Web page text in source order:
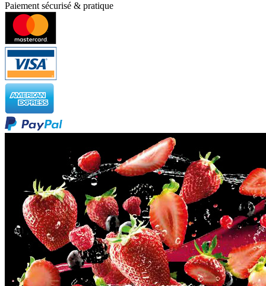
Paiement sécurisé & pratique